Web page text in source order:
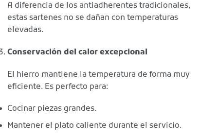
A diferencia de los antiadherentes tradicionales,
estas sartenes no se dañan con temperaturas
elevadas.
Conservación del calor excepcional
El hierro mantiene la temperatura de forma muy
eficiente. Es perfecto para:
Cocinar piezas grandes.
Mantener el plato caliente durante el servicio.